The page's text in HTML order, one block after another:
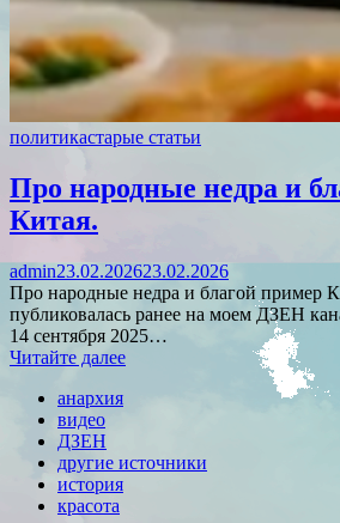
политикастарые статьи
Про народные недра и
Китая.
admin23.02.202623.02.2026
Про народные недра и благой пример
публиковалась ранее на моем ДЗЕН
14 сентября 2025…
Читайте далее
анархия
видео
ДЗЕН
другие источники
история
красота